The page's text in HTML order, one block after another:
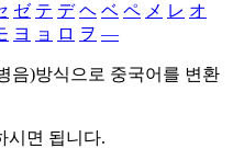
ゼ テ デ ヘ ベ ペ メ レ オ
ヨ ョ ロ ヲ ―
음)방식으로 중국어를 변환
시면 됩니다.